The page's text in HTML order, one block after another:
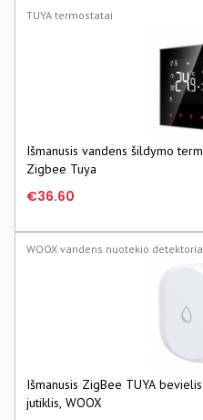
TUYA termostatai
Išmanusis vandens šildymo
Zigbee Tuya
€36.60
WOOX vandens nuotekio
Išmanusis ZigBee TUYA
jutiklis, WOOX